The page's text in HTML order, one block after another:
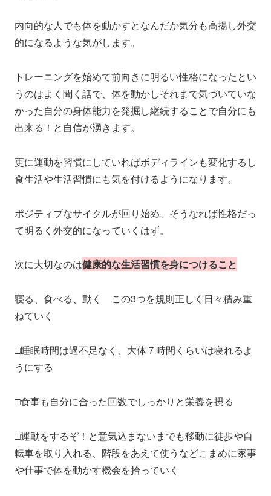
内向的な人でも体を動かすとなんだか気分も高揚し外交
的になるような気がします。
トレーニングを始めて前向きに明るい性格になったとい
うのはよく聞く話で、体を動かしそれまで気づいていな
かった自分の身体能力を発掘し継続することで自分にも
出来る！と自信が湧きます。
更に運動を習慣にしていればボディラインも変化するし
食生活や生活習慣にも気を付けるようになります。
ポジティブなサイクルが回り始め、そうなれば性格だっ
て明るく外交的になっていくはず。
次に大切なのは健康的な生活習慣を身につけること
寝る、食べる、動く この3つを規則正しく日々積み重
ねていく
□睡眠時間は過不足なく、大体７時間くらいは寝れるよ
うにする
□食事も自分に合った回数でしっかりと栄養を摂る
□運動をするぞ！と意気込まないまでも移動に徒歩や自
転車を取り入れる、階段をあえて使うなどこまめに家事
や仕事で体を動かす機会を拾っていく